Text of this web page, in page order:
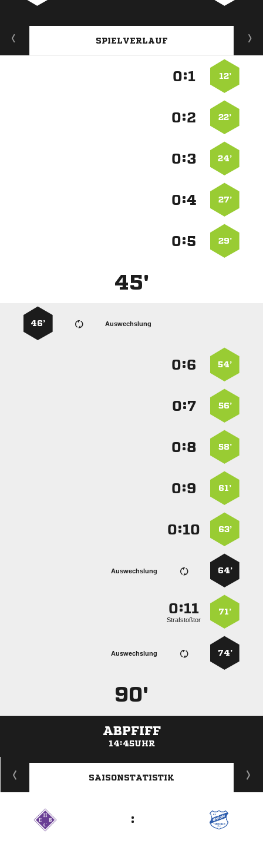
SPIELVERLAUF
12’
:
22’
:
24’
:
27’
:
29’
:
45'
Auswechslung
46’
54’
:
56’
:
58’
:
61’
:
63’
:
64’
Auswechslung
71’
:
Strafstoßtor
74’
Auswechslung
90'
ABPFIFF
14:45UHR
ANZEIGE
SAISONSTATISTIK
: